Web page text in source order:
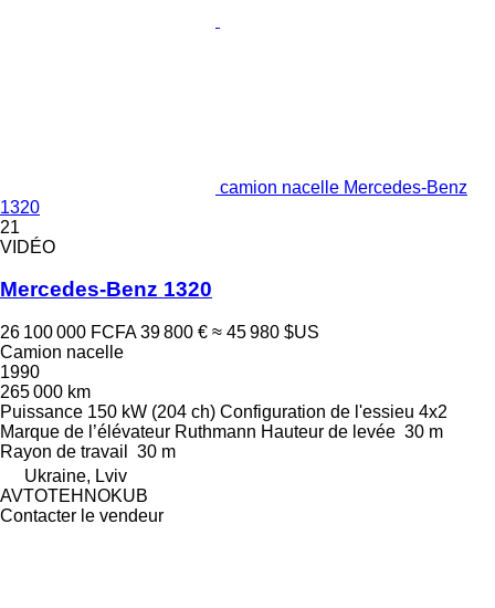
camion nacelle Mercedes-Benz
1320
21
VIDÉO
Mercedes-Benz 1320
26 100 000 FCFA 39 800 € ≈ 45 980 $US
Camion nacelle
1990
265 000 km
Puissance 150 kW (204 ch) Configuration de l'essieu 4x2
Marque de l’élévateur Ruthmann Hauteur de levée 30 m
Rayon de travail
30 m
Ukraine, Lviv
AVTOTEHNOKUB
Contacter le vendeur